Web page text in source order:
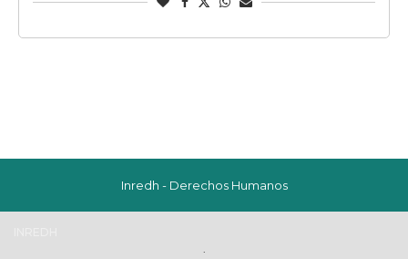
Inredh - Derechos Humanos